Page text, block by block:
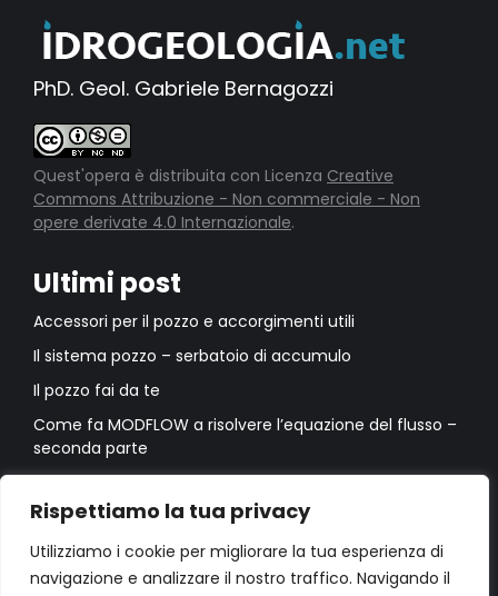
Rispettiamo la tua privacy
Utilizziamo i cookie per migliorare la tua esperienza di
navigazione e analizzare il nostro traffico. Navigando il
PhD. Geol. Gabriele Bernagozzi
Quest'opera è distribuita con Licenza Creative
Commons Attribuzione - Non commerciale - Non
opere derivate 4.0 Internazionale.
Ultimi post
Accessori per il pozzo e accorgimenti utili
Il sistema pozzo – serbatoio di accumulo
Il pozzo fai da te
Come fa MODFLOW a risolvere l’equazione del flusso –
seconda parte
prima parte